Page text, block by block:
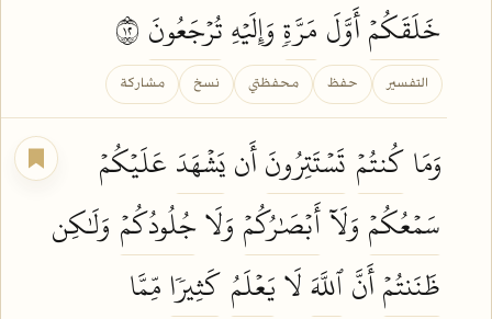
خَلَقَكُمۡأَوَّلَ مَرَّةٖوَإِلَيۡهِتُرۡجَعُونَ
التفسير حفظ محفظتي نسخ مشاركة
وَمَاكُنتُمۡ تَسۡتَتِرُونَأَنيَشۡهَدَعَلَيۡكُمۡ
سَمۡعُكُمۡ وَلَآأَبۡصَٰرُكُمۡ وَلَاجُلُودُكُمۡ وَلَٰكِن
ظَنَنتُمۡأَنَّٱللَّهَلَايَعۡلَمُ كَثِيرٗا مِّمَّا